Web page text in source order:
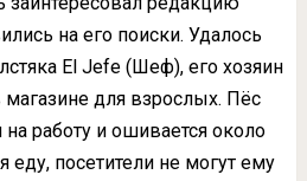
на его поиски. Удалось
El Jefe (Шеф), его хозяин
магазине для взрослых. Пёс
работу и ошивается около
посетители не могут ему